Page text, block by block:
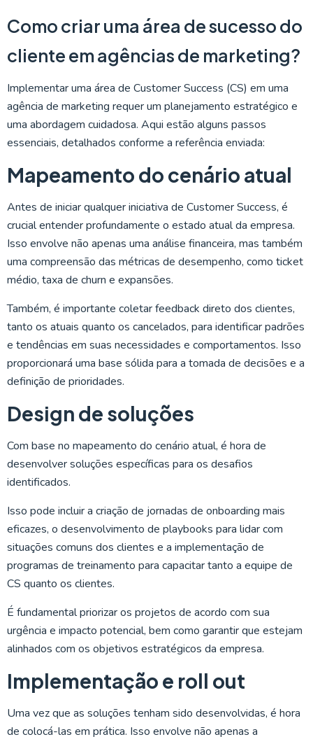
Como criar uma área de sucesso do
cliente em agências de marketing?
Implementar uma área de Customer Success (CS) em uma
agência de marketing requer um planejamento estratégico e
uma abordagem cuidadosa. Aqui estão alguns passos
essenciais, detalhados conforme a referência enviada:
Mapeamento do cenário atual
Antes de iniciar qualquer iniciativa de Customer Success, é
crucial entender profundamente o estado atual da empresa.
Isso envolve não apenas uma análise financeira, mas também
uma compreensão das métricas de desempenho, como ticket
médio, taxa de churn e expansões.
Também, é importante coletar feedback direto dos clientes,
tanto os atuais quanto os cancelados, para identificar padrões
e tendências em suas necessidades e comportamentos. Isso
proporcionará uma base sólida para a tomada de decisões e a
definição de prioridades.
Design de soluções
Com base no mapeamento do cenário atual, é hora de
desenvolver soluções específicas para os desafios
identificados.
Isso pode incluir a criação de jornadas de onboarding mais
eficazes, o desenvolvimento de playbooks para lidar com
situações comuns dos clientes e a implementação de
programas de treinamento para capacitar tanto a equipe de
CS quanto os clientes.
É fundamental priorizar os projetos de acordo com sua
urgência e impacto potencial, bem como garantir que estejam
alinhados com os objetivos estratégicos da empresa.
Implementação e roll out
Uma vez que as soluções tenham sido desenvolvidas, é hora
de colocá-las em prática. Isso envolve não apenas a